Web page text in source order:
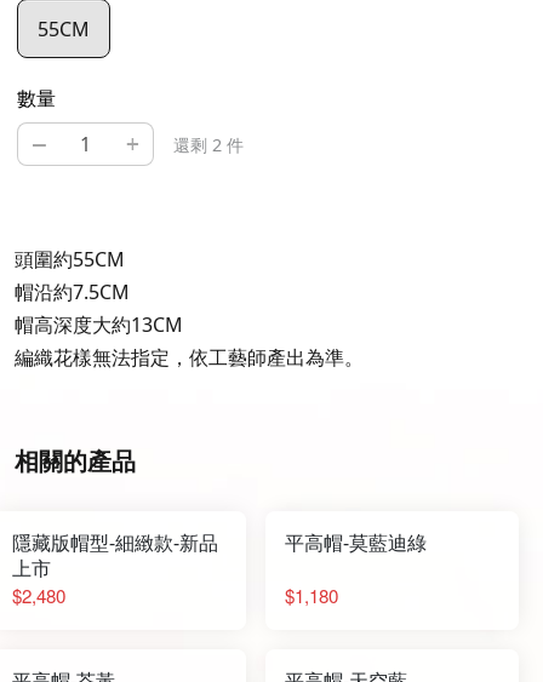
55CM
數量
– + 還剩 2 件
頭圍約55CM
帽沿約7.5CM
帽高深度大約13CM
編織花樣無法指定，依工藝師產出為準。
相關的產品
隱藏版帽型-細緻款-新品
上市
$2,480
平高帽-莫藍迪綠
$1,180